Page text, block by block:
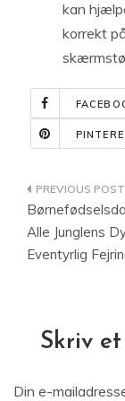
kan
korrekt
Alle Junglens
Eventyrlig
Skriv
Din e-